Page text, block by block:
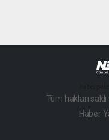
Tüm hakları
Haber